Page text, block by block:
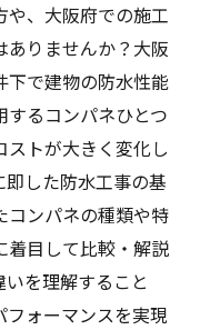
や、大阪府での施工
ありませんか？大阪
下で建物の防水性能
るコンパネひとつ
トが大きく変化し
した防水工事の基
コンパネの種類や特
着目して比較・解説
を理解すること
ォーマンスを実現